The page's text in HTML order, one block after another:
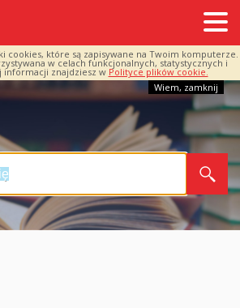
cookies, które są zapisywane na Twoim komputerze.
w celach funkcjonalnych, statystycznych i
informacji znajdziesz w Polityce plików cookie.
Wiem, zamknij